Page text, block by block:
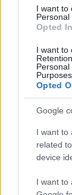
I want to
Personal
Opted In
I want to
Opted
Google
I want to
related
device
I want to
Filmszemlén
filmjeiben
Az
Vámos
ARC'
munkatársa
készült, A
Jelenleg a
építészet a
Az előadás